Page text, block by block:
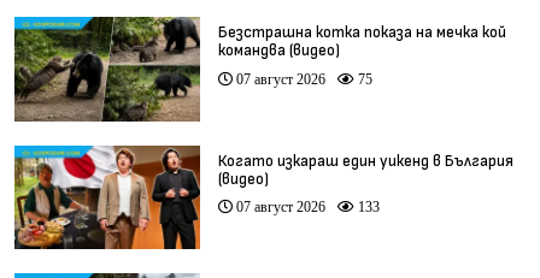
Безстрашна котка показа на мечка кой
командва (видео)
07 август 2026 75
Когато изкараш един уикенд в България
(видео)
07 август 2026 133